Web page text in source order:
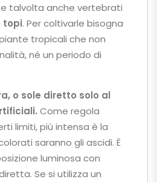
e talvolta anche vertebrati
topi. Per coltivarle bisogna
tropicali che non
né un periodo di
o sole diretto solo al
Come regola
limiti, più intensa è la
saranno gli ascidi. È
luminosa con
Se si utilizza un